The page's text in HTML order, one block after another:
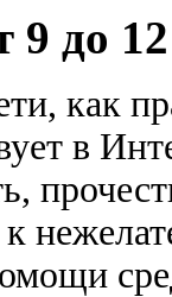
9 до
как
в